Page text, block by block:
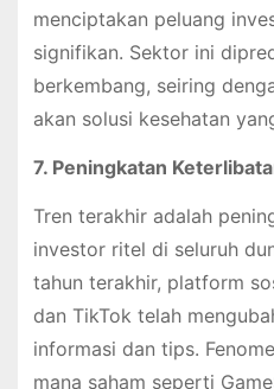
menciptakan peluang
signifikan. Sektor ini
berkembang, seiring
akan solusi kesehatan
7. Peningkatan
Tren terakhir adalah
investor ritel di seluruh
tahun terakhir, platform
dan TikTok telah
informasi dan tips.
mana saham seperti